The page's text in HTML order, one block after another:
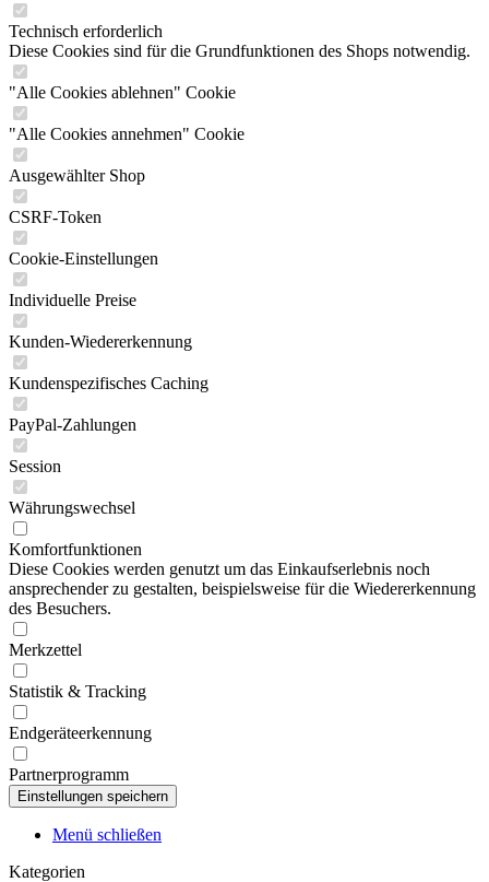
Technisch erforderlich
Diese Cookies sind für die Grundfunktionen des Shops notwendig.
"Alle Cookies ablehnen" Cookie
"Alle Cookies annehmen" Cookie
Ausgewählter Shop
CSRF-Token
Cookie-Einstellungen
Individuelle Preise
Kunden-Wiedererkennung
Kundenspezifisches Caching
PayPal-Zahlungen
Session
Währungswechsel
Komfortfunktionen
Diese Cookies werden genutzt um das Einkaufserlebnis noch
ansprechender zu gestalten, beispielsweise für die Wiedererkennung
des Besuchers.
Merkzettel
Statistik & Tracking
Endgeräteerkennung
Partnerprogramm
Menü schließen
Kategorien